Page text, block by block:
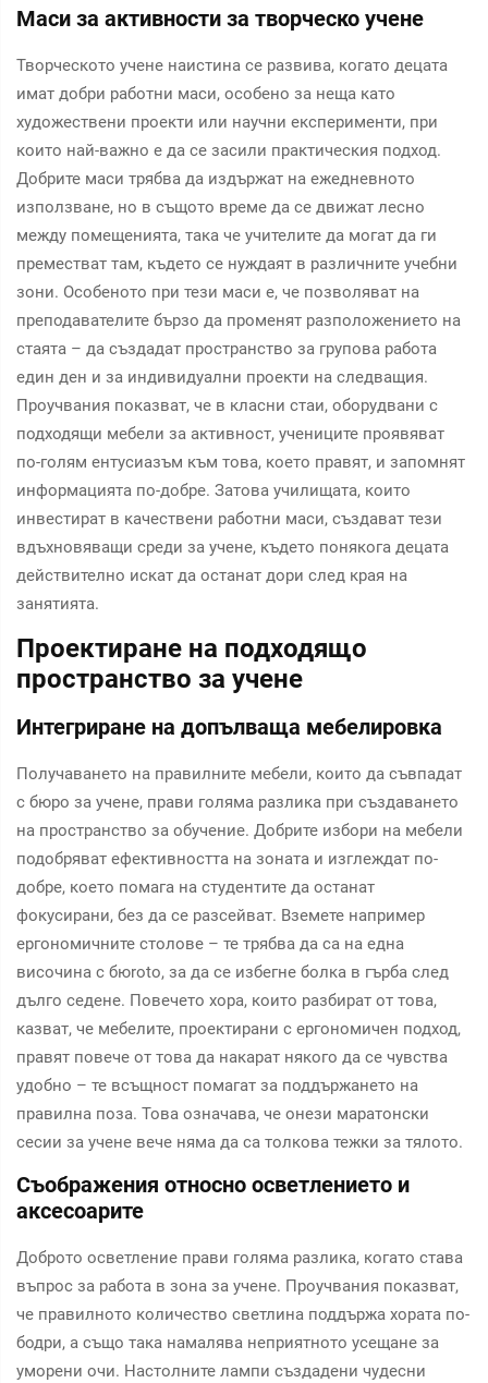
Маси за активности за творческо учене
Творческото учене наистина се развива, когато децата
имат добри работни маси, особено за неща като
художествени проекти или научни експерименти, при
които най-важно е да се засили практическия подход.
Добрите маси трябва да издържат на ежедневното
използване, но в същото време да се движат лесно
между помещенията, така че учителите да могат да ги
преместват там, където се нуждаят в различните учебни
зони. Особеното при тези маси е, че позволяват на
преподавателите бързо да променят разположението на
стаята – да създадат пространство за групова работа
един ден и за индивидуални проекти на следващия.
Проучвания показват, че в класни стаи, оборудвани с
подходящи мебели за активност, учениците проявяват
по-голям ентусиазъм към това, което правят, и запомнят
информацията по-добре. Затова училищата, които
инвестират в качествени работни маси, създават тези
вдъхновяващи среди за учене, където понякога децата
действително искат да останат дори след края на
занятията.
Проектиране на подходящо
пространство за учене
Интегриране на допълваща мебелировка
Получаването на правилните мебели, които да съвпадат
с бюро за учене, прави голяма разлика при създаването
на пространство за обучение. Добрите избори на мебели
подобряват ефективността на зоната и изглеждат по-
добре, което помага на студентите да останат
фокусирани, без да се разсейват. Вземете например
ергономичните столове – те трябва да са на една
височина с бюrotо, за да се избегне болка в гърба след
дълго седене. Повечето хора, които разбират от това,
казват, че мебелите, проектирани с ергономичен подход,
правят повече от това да накарат някого да се чувства
удобно – те всъщност помагат за поддържането на
правилна поза. Това означава, че онези маратонски
сесии за учене вече няма да са толкова тежки за тялото.
Съображения относно осветлението и
аксесоарите
Доброто осветление прави голяма разлика, когато става
въпрос за работа в зона за учене. Проучвания показват,
че правилното количество светлина поддържа хората по-
бодри, а също така намалява неприятното усещане за
уморени очи. Настолните лампи създадени чудесни